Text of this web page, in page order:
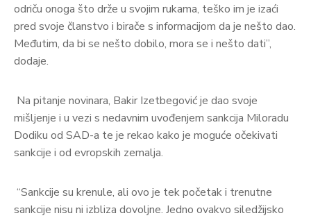
odriču onoga što drže u svojim rukama, teško im je izaći
pred svoje članstvo i birače s informacijom da je nešto dao.
Međutim, da bi se nešto dobilo, mora se i nešto dati”,
dodaje.
Na pitanje novinara, Bakir Izetbegović je dao svoje
mišljenje i u vezi s nedavnim uvođenjem sankcija Miloradu
Dodiku od SAD-a te je rekao kako je moguće očekivati
sankcije i od evropskih zemalja.
“Sankcije su krenule, ali ovo je tek početak i trenutne
sankcije nisu ni izbliza dovoljne. Jedno ovakvo siledžijsko